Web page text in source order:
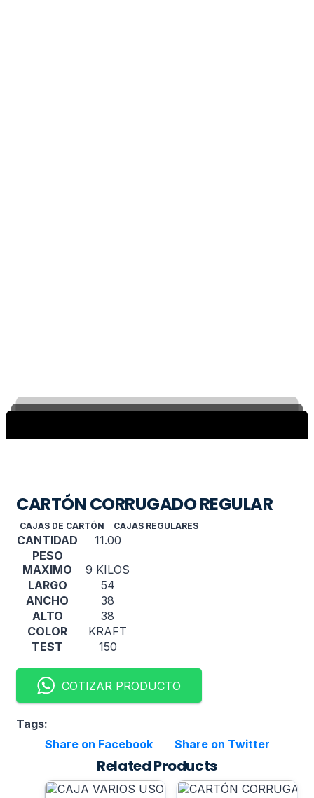
CARTÓN CORRUGADO REGULAR
CAJAS DE CARTÓN CAJAS REGULARES
CANTIDAD
11.00
PESO
MAXIMO
9 KILOS
LARGO
54
ANCHO
38
ALTO
38
COLOR
KRAFT
TEST
150
COTIZAR PRODUCTO
Tags:
Share on Facebook
Share on Twitter
Related Products